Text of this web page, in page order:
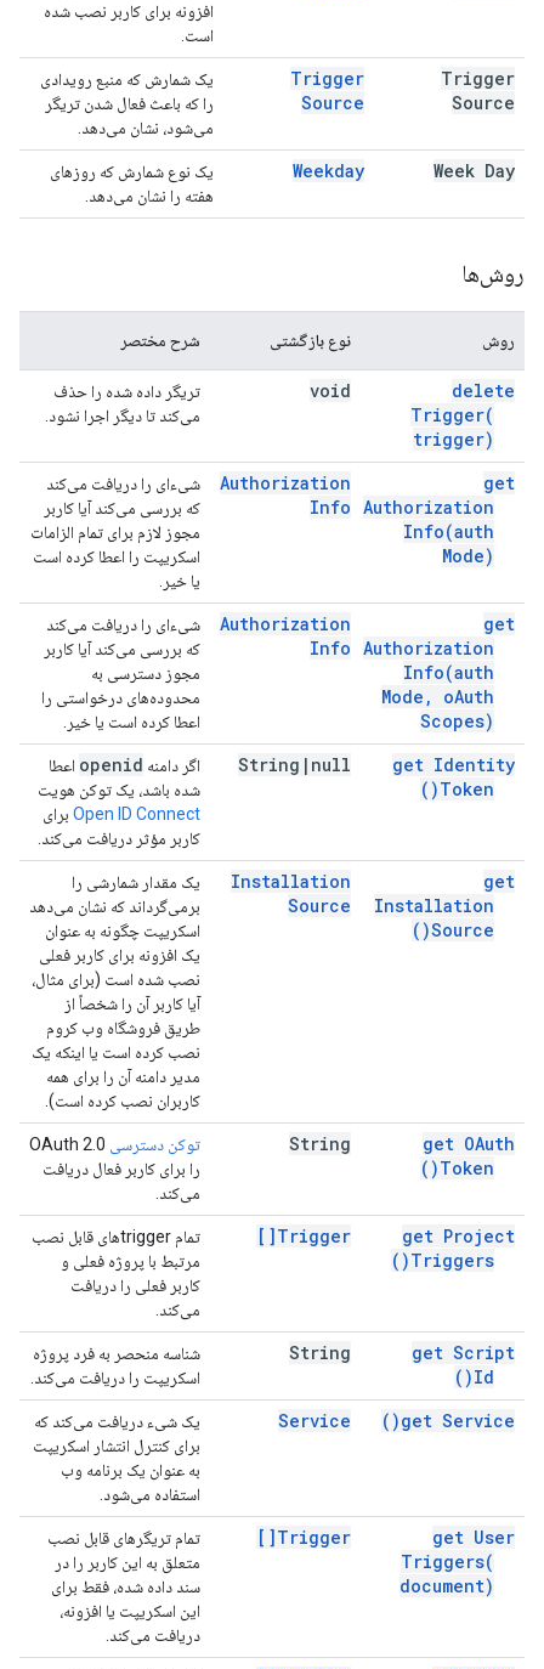
افزونه برای کاربر نصب شده
است.
Trigger
Source
Trigger
Source
یک شمارش که منبع رویدادی
را که باعث فعال شدن تریگر
می‌شود، نشان می‌دهد.
Week Day
Weekday
یک نوع شمارش که روزهای
هفته را نشان می‌دهد.
روش‌ها
روش نوع بازگشتی شرح مختصر
delete
Trigger(
trigger)
void
تریگر داده شده را حذف
می‌کند تا دیگر اجرا نشود.
get
Authorization
Info(auth
Mode)
Authorization
Info
شیء‌ای را دریافت می‌کند
که بررسی می‌کند آیا کاربر
مجوز لازم برای تمام الزامات
اسکریپت را اعطا کرده است
یا خیر.
get
Authorization
Info(auth
Mode , oAuth
Scopes)
Authorization
Info
شیء‌ای را دریافت می‌کند
که بررسی می‌کند آیا کاربر
مجوز دسترسی به
محدوده‌های درخواستی را
اعطا کرده است یا خیر.
get Identity
Token(
)
String | null اگر دامنه openid اعطا
شده باشد، یک توکن هویت
Open ID Connect برای
کاربر مؤثر دریافت می‌کند.
get
Installation
Source(
)
Installation
Source
یک مقدار شمارشی را
برمی‌گرداند که نشان می‌دهد
اسکریپت چگونه به عنوان
یک افزونه برای کاربر فعلی
نصب شده است (برای مثال،
آیا کاربر آن را شخصاً از
طریق فروشگاه وب کروم
نصب کرده است یا اینکه یک
مدیر دامنه آن را برای همه
کاربران نصب کرده است).
get OAuth
Token(
)
String توکن دسترسی
OAuth 2.0
را برای کاربر فعال دریافت
می‌کند.
get Project
Triggers(
)
Trigger[]
تمام triggerهای قابل نصب
مرتبط با پروژه فعلی و
کاربر فعلی را دریافت
می‌کند.
get Script
Id(
)
String
شناسه منحصر به فرد پروژه
اسکریپت را دریافت می‌کند.
get Service(
)
Service
یک شیء دریافت می‌کند که
برای کنترل انتشار اسکریپت
به عنوان یک برنامه وب
استفاده می‌شود.
get User
Triggers(
document)
Trigger[]
تمام تریگرهای قابل نصب
متعلق به این کاربر را در
سند داده شده، فقط برای
این اسکریپت یا افزونه،
دریافت می‌کند.